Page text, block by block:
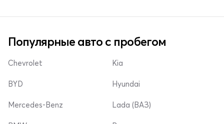
Популярные авто с пробегом
Chevrolet
BYD
Mercedes-Benz
Kia
Hyundai
Lada (ВАЗ)